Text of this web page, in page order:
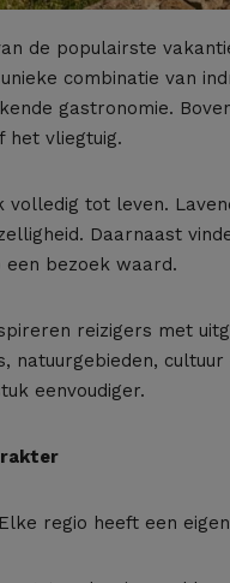
de populairste
combinatie van
gastronomie.
het vliegtuig.
volledig tot leven.
Daarnaast
bezoek waard.
reizigers met
natuurgebieden,
eenvoudiger.
regio heeft een